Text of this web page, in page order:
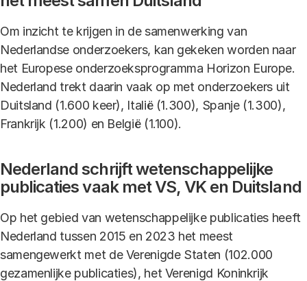
Om inzicht te krijgen in de samenwerking van
Nederlandse onderzoekers, kan gekeken worden naar
het Europese onderzoeksprogramma Horizon Europe.
Nederland trekt daarin vaak op met onderzoekers uit
Duitsland (1.600 keer), Italië (1.300), Spanje (1.300),
Frankrijk (1.200) en België (1.100).
Nederland schrijft wetenschappelijke
publicaties vaak met VS, VK en Duitsland
Op het gebied van wetenschappelijke publicaties heeft
Nederland tussen 2015 en 2023 het meest
samengewerkt met de Verenigde Staten (102.000
gezamenlijke publicaties), het Verenigd Koninkrijk